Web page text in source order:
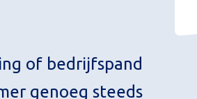
of bedrijfspand
genoeg steeds